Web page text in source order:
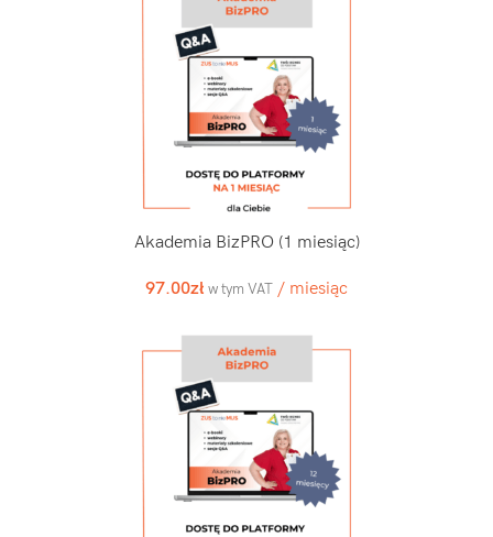
Akademia BizPRO (1 miesiąc)
97.00zł w tym VAT / miesiąc